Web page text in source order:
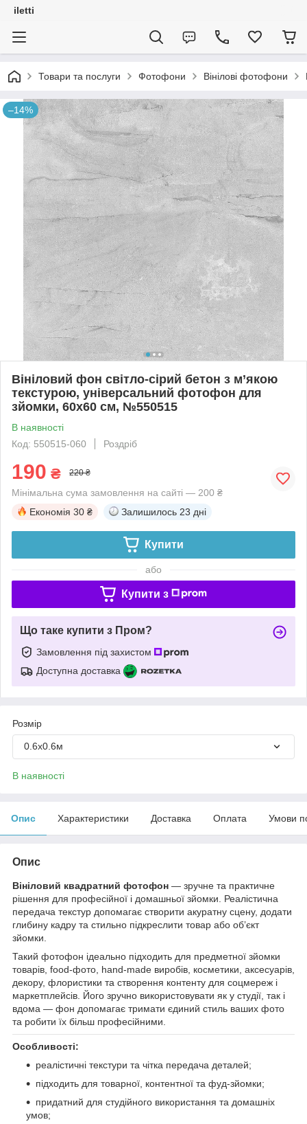
iletti
Товари та послуги Фотофони Вінілові фотофони
–14%
Вініловий фон світло-сірий бетон з м’якою
текстурою, універсальний фотофон для
зйомки, 60x60 см, №550515
В наявності
Код: 550515-060
Роздріб
190 ₴ 220 ₴
Мінімальна сума замовлення на сайті — 200 ₴
Економія 30 ₴ Залишилось 23 дні
Купити
або
Купити з
Що таке купити з Пром?
Замовлення під захистом
Доступна доставка
Розмір
0.6х0.6м
В наявності
Опис Характеристики Доставка Оплата Умови
Опис
Вініловий квадратний фотофон — зручне та практичне
рішення для професійної і домашньої зйомки. Реалістична
передача текстур допомагає створити акуратну сцену, додати
глибину кадру та стильно підкреслити товар або об’єкт
зйомки.
Такий фотофон ідеально підходить для предметної зйомки
товарів, food-фото, hand-made виробів, косметики, аксесуарів,
декору, флористики та створення контенту для соцмереж і
маркетплейсів. Його зручно використовувати як у студії, так і
вдома — фон допомагає тримати єдиний стиль ваших фото
та робити їх більш професійними.
Особливості:
реалістичні текстури та чітка передача деталей;
підходить для товарної, контентної та фуд-зйомки;
придатний для студійного використання та домашніх
умов;